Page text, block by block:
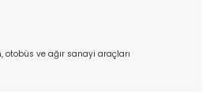
otobüs ve ağır sanayi araçları